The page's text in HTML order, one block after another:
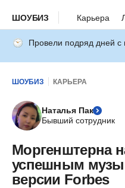
ШОУБИЗ Карьера
Провели подряд дней с
ШОУБИЗ КАРЬЕРА
Наталья Пак
Бывший сотрудник
Моргенштерна
успешным
версии Forbes